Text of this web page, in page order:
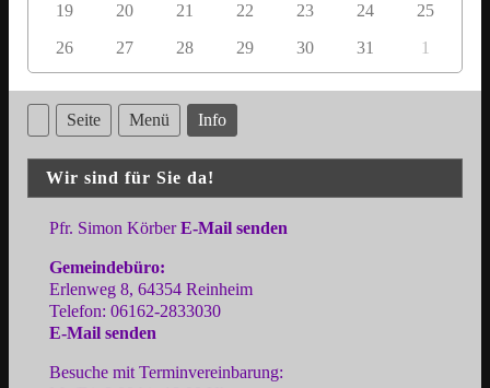
19
20 21 22 23 24
25
26
27 28 29 30 31 1
Seite Menü Info
Wir sind für Sie da!
Pfr. Simon KörberE-Mail senden
Gemeindebüro:
Erlenweg 8, 64354 Reinheim
Telefon: 06162-2833030
E-Mail senden
Besuche mit Terminvereinbarung: